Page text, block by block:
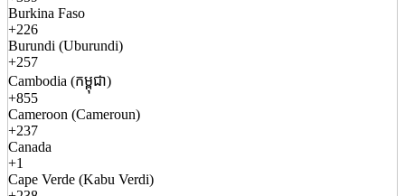
Burkina Faso
+226
Burundi (Uburundi)
+257
Cambodia (កម្ពុជា)
+855
Cameroon (Cameroun)
+237
Canada
+1
Cape Verde (Kabu Verdi)